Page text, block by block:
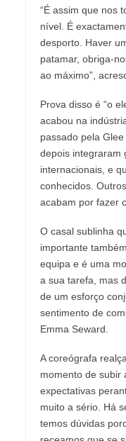
“É assim que nos
nível. É
desporto. Haver
patamar, obriga-
ao máximo”,
Prova disso é “o
acabou na
passado pela
depois integraram
internacionais, e
conhecidos.
acabam por fazer
O casal sublinha
importante
equipa e é uma
a sua tarefa, mas
de um esforço
sentimento de
Emma Seward.
A coreógrafa
momento de subir
expectativas
muito a sério. Há
temos dúvidas